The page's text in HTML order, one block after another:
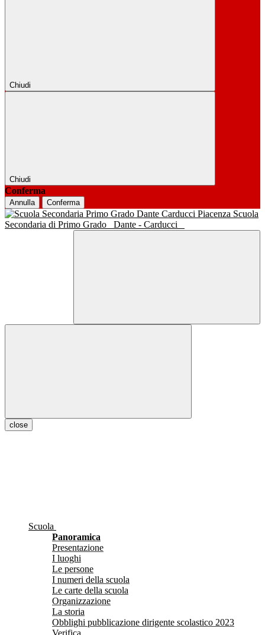
Chiudi
Chiudi
Conferma
Annulla Conferma
Scuola
Secondaria di Primo Grado
Dante - Carducci
close
Scuola
Panoramica
Presentazione
I luoghi
Le persone
I numeri della scuola
Le carte della scuola
Organizzazione
La storia
Obblighi pubblicazione dirigente scolastico 2023